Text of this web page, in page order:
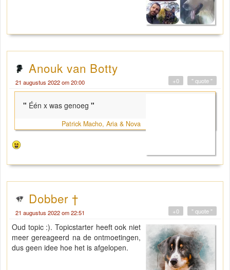
Anouk van Botty
21 augustus 2022 om 20:00 " quote "
+0
" Één x was genoeg "
Patrick Macho, Aria & Nova
Dobber †
21 augustus 2022 om 22:51 " quote "
+0
Oud topic :). Topicstarter heeft ook niet
meer gereageerd na de ontmoetingen,
dus geen idee hoe het is afgelopen.